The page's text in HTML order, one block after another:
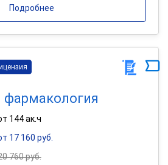
Подробнее
фармакология
144 ак.ч
17 160 руб.
760 руб.